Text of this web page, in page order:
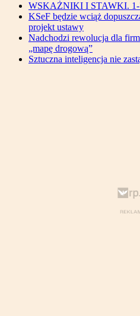
WSKAŻNIKI I STAWKI. 1-
KSeF będzie wciąż
projekt ustawy
Nadchodzi rewolucja dla
„mapę drogową”
Sztuczna inteligencja nie